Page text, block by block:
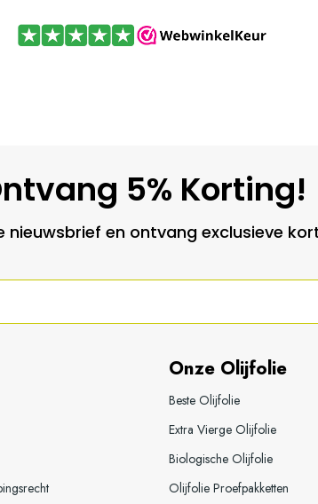
5% Korting!
nieuwsbrief en ontvang exclusieve
Onze Olijfolie
Beste Olijfolie
Extra Vierge Olijfolie
Biologische Olijfolie
Olijfolie Proefpakketten